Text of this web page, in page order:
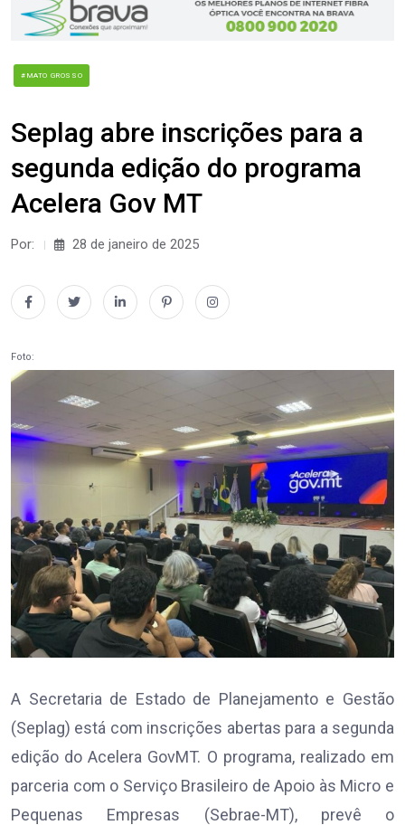
#MATO GROSSO
Seplag abre inscrições para a
segunda edição do programa
Acelera Gov MT
Por: 28 de janeiro de 2025
Foto:
A Secretaria de Estado de Planejamento e Gestão
(Seplag) está com inscrições abertas para a segunda
edição do Acelera GovMT. O programa, realizado em
parceria com o Serviço Brasileiro de Apoio às Micro e
Pequenas Empresas (Sebrae-MT), prevê o